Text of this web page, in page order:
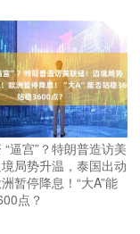
“逼宫”？特朗普造访美
局势升温，泰国出动
暂停降息！“大A”能
点？